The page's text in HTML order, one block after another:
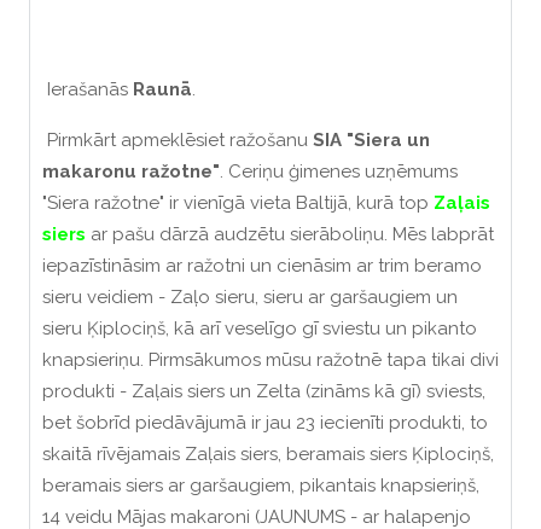
Ierašanās Raunā.
Pirmkārt apmeklēsiet ražošanu SIA "Siera un
makaronu ražotne". Ceriņu ģimenes uzņēmums
"Siera ražotne" ir vienīgā vieta Baltijā, kurā top Zaļais
siers ar pašu dārzā audzētu sierāboliņu. Mēs labprāt
iepazīstināsim ar ražotni un cienāsim ar trim beramo
sieru veidiem - Zaļo sieru, sieru ar garšaugiem un
sieru Ķiplociņš, kā arī veselīgo gī sviestu un pikanto
knapsieriņu. Pirmsākumos mūsu ražotnē tapa tikai divi
produkti - Zaļais siers un Zelta (zināms kā gī) sviests,
bet šobrīd piedāvājumā ir jau 23 iecienīti produkti, to
skaitā rīvējamais Zaļais siers, beramais siers Ķiplociņš,
beramais siers ar garšaugiem, pikantais knapsieriņš,
14 veidu Mājas makaroni (JAUNUMS - ar halapenjo